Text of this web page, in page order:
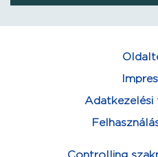
Adatkezelési